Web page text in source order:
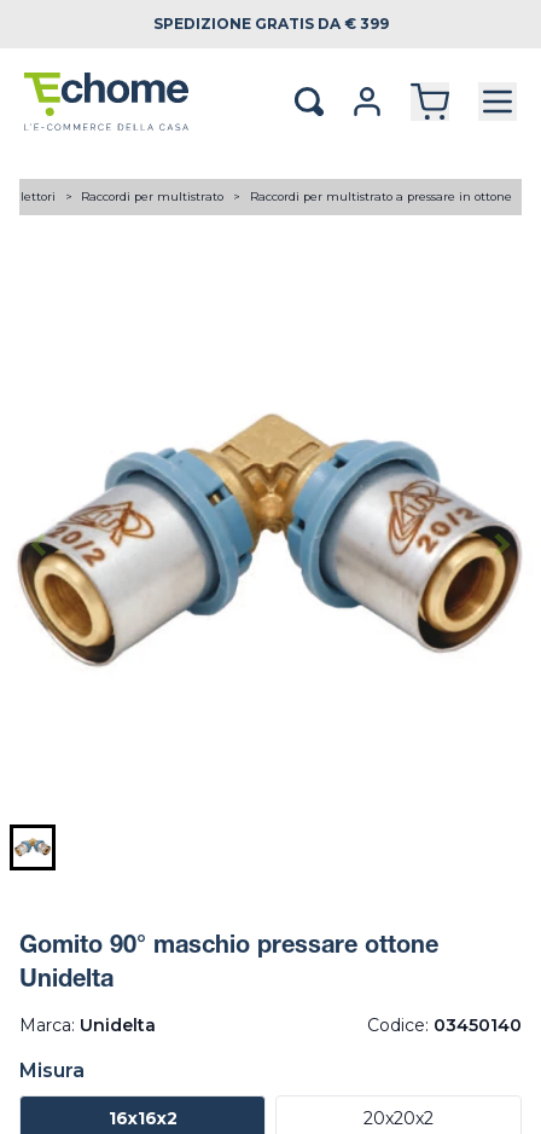
SPEDIZIONE GRATIS DA € 399
collettori Raccordi per multistrato Raccordi per multistrato a pressare in ottone
Gomito 90° maschio pressare ottone
Unidelta
Marca: Unidelta Codice: 03450140
Misura
16x16x2 20x20x2